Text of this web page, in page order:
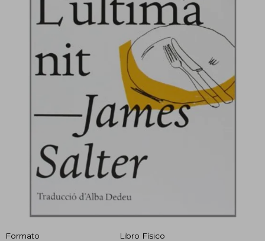
Formato
Libro Físico